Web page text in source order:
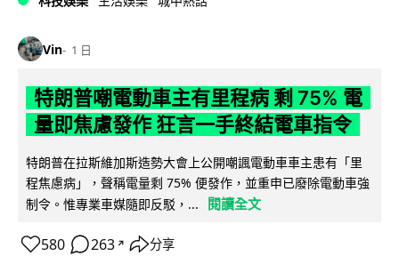
Vin 1 日
特朗普嘲電動車主有里程病 剩 75% 電
量即焦慮發作 狂言一手終結電車指令
特朗普在拉斯維加斯造勢大會上公開嘲諷電動車車主患有「里
程焦慮病」，聲稱電量剩 75% 便發作，並重申已廢除電動車強
制令。惟專業車媒隨即反駁，...
閱讀全文
580 263 ↗ 分享